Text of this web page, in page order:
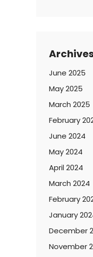
June 2025
May 2025
March 2025
February
June 2024
May 2024
April 2024
March 2024
February
January
December
November